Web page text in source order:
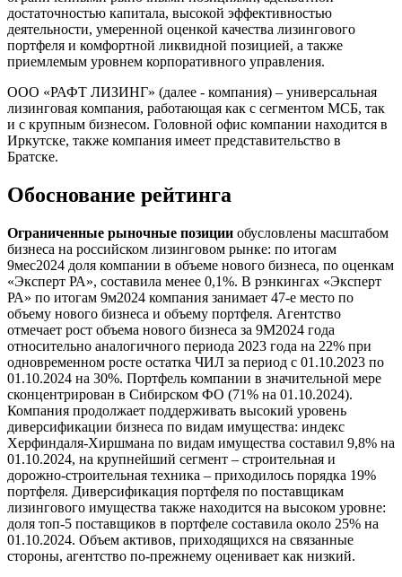
достаточностью капитала, высокой эффективностью
деятельности, умеренной оценкой качества лизингового
портфеля и комфортной ликвидной позицией, а также
приемлемым уровнем корпоративного управления.
ООО «РАФТ ЛИЗИНГ» (далее - компания) – универсальная
лизинговая компания, работающая как с сегментом МСБ, так
и с крупным бизнесом. Головной офис компании находится в
Иркутске, также компания имеет представительство в
Братске.
Обоснование рейтинга
Ограниченные рыночные позиции обусловлены масштабом
бизнеса на российском лизинговом рынке: по итогам
9мес2024 доля компании в объеме нового бизнеса, по оценкам
«Эксперт РА», составила менее 0,1%. В рэнкингах «Эксперт
РА» по итогам 9м2024 компания занимает 47-е место по
объему нового бизнеса и объему портфеля. Агентство
отмечает рост объема нового бизнеса за 9М2024 года
относительно аналогичного периода 2023 года на 22% при
одновременном росте остатка ЧИЛ за период с 01.10.2023 по
01.10.2024 на 30%. Портфель компании в значительной мере
сконцентрирован в Сибирском ФО (71% на 01.10.2024).
Компания продолжает поддерживать высокий уровень
диверсификации бизнеса по видам имущества: индекс
Херфиндаля-Хиршмана по видам имущества составил 9,8% на
01.10.2024, на крупнейший сегмент – строительная и
дорожно-строительная техника – приходилось порядка 19%
портфеля. Диверсификация портфеля по поставщикам
лизингового имущества также находится на высоком уровне:
доля топ-5 поставщиков в портфеле составила около 25% на
01.10.2024. Объем активов, приходящихся на связанные
стороны, агентство по-прежнему оценивает как низкий.